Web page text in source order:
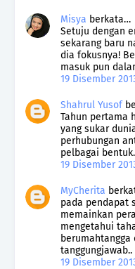
Misya berkata…
Setuju dengan
sekarang baru
dia fokusnya!
masuk pun
19 Disember
Shahrul Yusof
Tahun pertama
yang sukar
perhubungan
pelbagai bentuk.
19 Disember
MyCherita
pada pendapat
memainkan
mengetahui
tanggungjawab..
19 Disember